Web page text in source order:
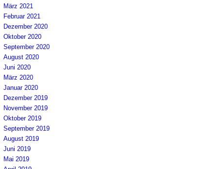
März 2021
Februar 2021
Dezember 2020
Oktober 2020
September 2020
August 2020
Juni 2020
März 2020
Januar 2020
Dezember 2019
November 2019
Oktober 2019
September 2019
August 2019
Juni 2019
Mai 2019